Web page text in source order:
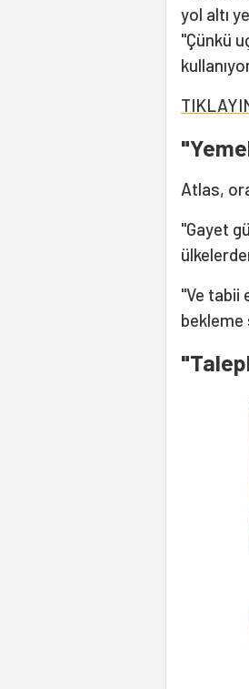
yol altı
"Çünkü
Atlas,
"Gayet
"Ve tabii
bekleme